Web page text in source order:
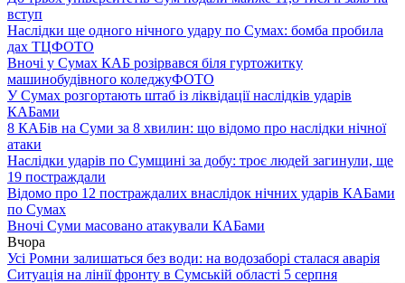
вступ
Наслідки ще одного нічного удару по Сумах: бомба пробила
дах ТЦФОТО
Вночі у Сумах КАБ розірвався біля гуртожитку
машинобудівного коледжуФОТО
У Сумах розгортають штаб із ліквідації наслідків ударів
КАБами
8 КАБів на Суми за 8 хвилин: що відомо про наслідки нічної
атаки
Наслідки ударів по Сумщині за добу: троє людей загинули, ще
19 постраждали
Відомо про 12 постраждалих внаслідок нічних ударів КАБами
по Сумах
Вночі Суми масовано атакували КАБами
Вчора
Усі Ромни залишаться без води: на водозаборі сталася аварія
Ситуація на лінії фронту в Сумській області 5 серпня